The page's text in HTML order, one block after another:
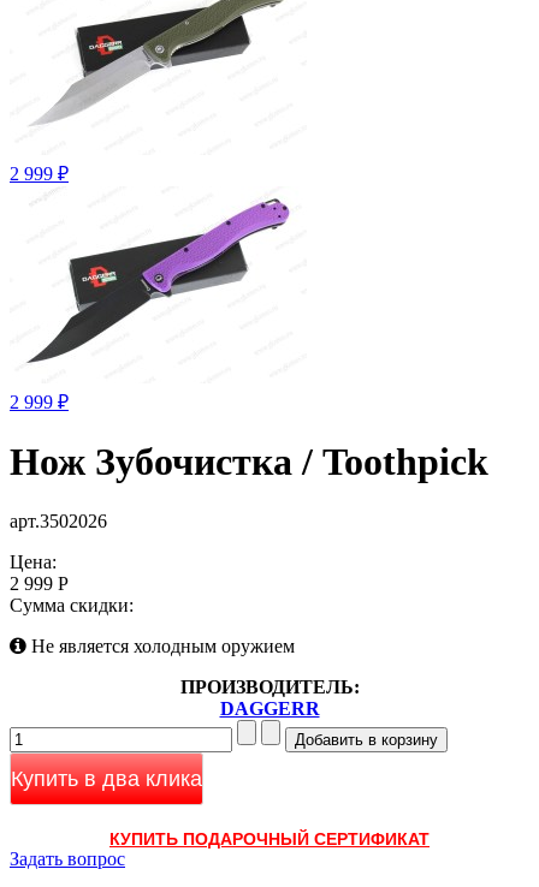
2 999 ₽
2 999 ₽
Нож Зубочистка / Toothpick
арт.3502026
Цена:
2 999 Р
Сумма скидки:
Не является холодным оружием
ПРОИЗВОДИТЕЛЬ:
DAGGERR
Купить в два клика
КУПИТЬ ПОДАРОЧНЫЙ СЕРТИФИКАТ
Задать вопрос